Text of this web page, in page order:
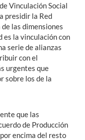
Vinculación Social
presidir la Red
las dimensiones
es la vinculación con
serie de alianzas
con el
urgentes que
sobre los de la
que las
de Producción
encima del resto